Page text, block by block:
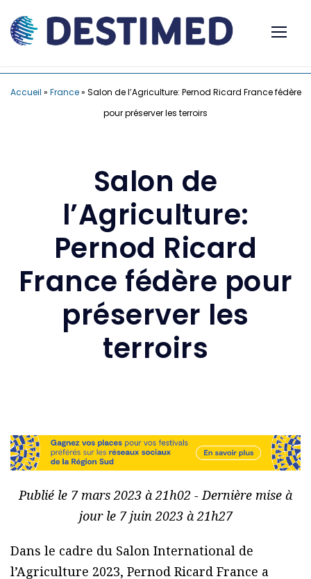
Accueil » France» Salon de l’Agriculture: Pernod Ricard France fédère
pour préserver les terroirs
Salon de
l’Agriculture:
Pernod Ricard
France fédère pour
préserver les
terroirs
Publié le 7 mars 2023 à 21h02 - Dernière mise à
jour le 7 juin 2023 à 21h27
Dans le cadre du Salon International de
l’Agriculture 2023, Pernod Ricard France a